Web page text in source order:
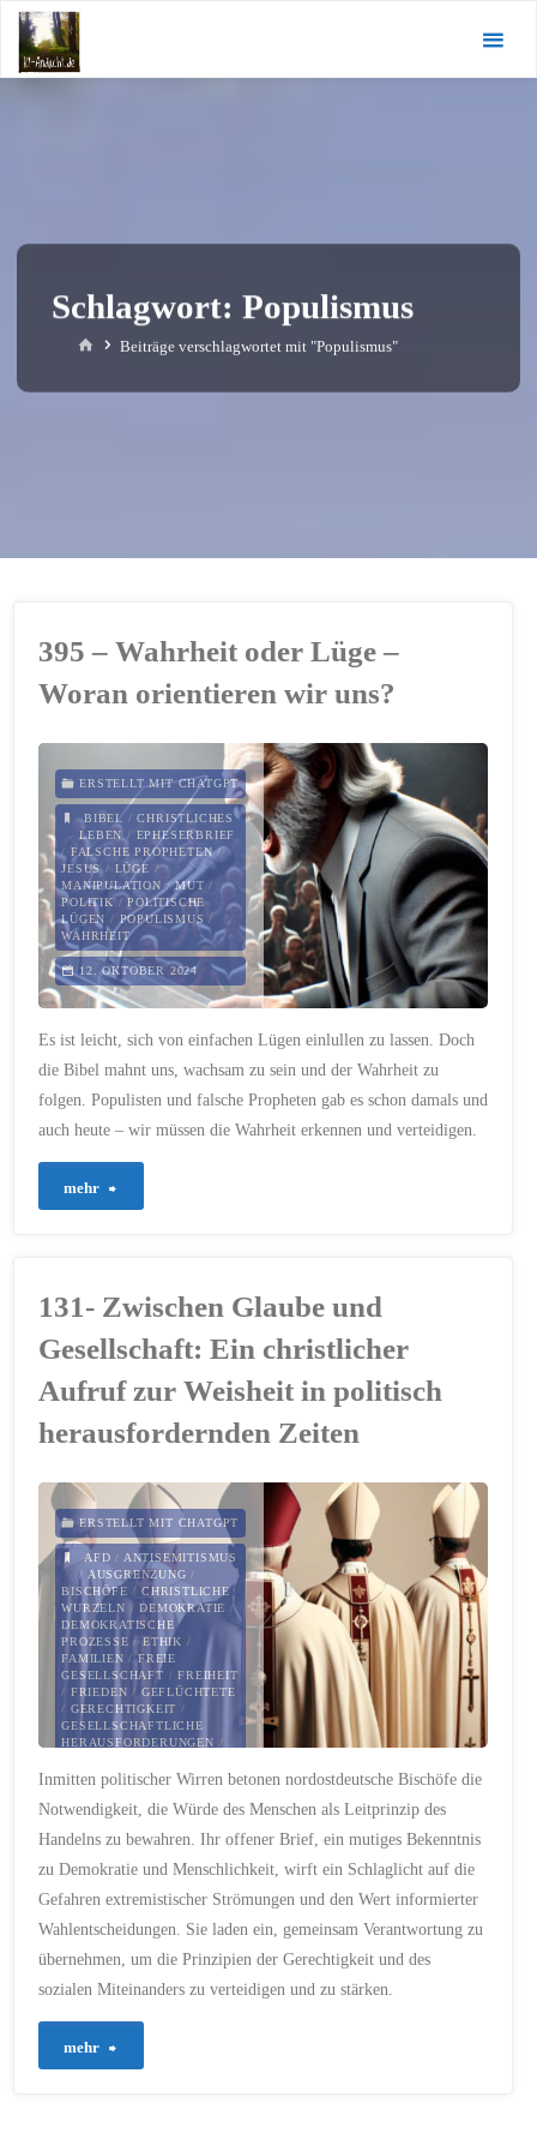
Zum
Inhalt
springen
Schlagwort:Populismus
StartBeiträge verschlagwortet mit "Populismus"
395 – Wahrheit oder Lüge –
Woran orientieren wir uns?
ERSTELLT MIT CHATGPT
BIBEL /CHRISTLICHES
LEBEN / EPHESERBRIEF
/ FALSCHE PROPHETEN/
JESUS/ LÜGE /
MANIPULATION /MUT /
POLITIK/POLITISCHE
LÜGEN / POPULISMUS /
WAHRHEIT
12. OKTOBER 2024
Es ist leicht, sich von einfachen Lügen einlullen zu lassen. Doch
die Bibel mahnt uns, wachsam zu sein und der Wahrheit zu
folgen. Populisten und falsche Propheten gab es schon damals und
auch heute – wir müssen die Wahrheit erkennen und verteidigen.
mehr
Lüge
–
orientieren
wir
uns?"
131- Zwischen Glaube und
Gesellschaft: Ein christlicher
Aufruf zur Weisheit in politisch
herausfordernden Zeiten
ERSTELLT MIT CHATGPT
AFD / ANTISEMITISMUS
/ AUSGRENZUNG /
BISCHÖFE / CHRISTLICHE
WURZELN /DEMOKRATIE /
DEMOKRATISCHE
PROZESSE / ETHIK /
FAMILIEN /FREIE
GESELLSCHAFT /FREIHEIT
/ FRIEDEN / GEFLÜCHTETE
/ GERECHTIGKEIT /
GESELLSCHAFTLICHE
HERAUSFORDERUNGEN /
GRUNDWERTE/HASS/
HERAUSFORDERUNGEN
HETZE/INFORMATION/
KLIMAWANDEL/
LANGFRISTIGE FOLGEN/
LEISTUNGSFÄHIGKEIT
/
MENSCHENRECHTE/
6:8/MIGRANTEN/
NÄCHSTENLIEBE/NS-
POLITIK
POLITISCHE AKTEURE
Inmitten politischer Wirren betonen nordostdeutsche Bischöfe die
Notwendigkeit, die Würde des Menschen als Leitprinzip des
Handelns zu bewahren. Ihr offener Brief, ein mutiges Bekenntnis
zu Demokratie und Menschlichkeit, wirft ein Schlaglicht auf die
Gefahren extremistischer Strömungen und den Wert informierter
Wahlentscheidungen. Sie laden ein, gemeinsam Verantwortung zu
übernehmen, um die Prinzipien der Gerechtigkeit und des
sozialen Miteinanders zu verteidigen und zu stärken.
mehr